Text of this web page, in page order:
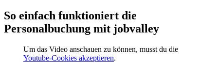
So einfach funktioniert die
Personalbuchung mit jobvalley
Um das Video anschauen zu können, musst du die
Youtube-Cookies akzeptieren.